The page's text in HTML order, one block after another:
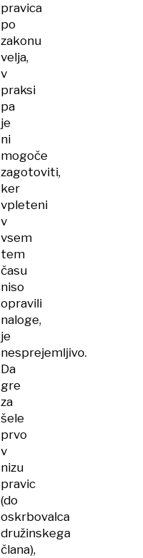
pravica
po
zakonu
velja,
v
praksi
pa
je
ni
mogoče
zagotoviti,
ker
vpleteni
v
vsem
tem
času
niso
opravili
naloge,
je
nesprejemljivo.
Da
gre
za
šele
prvo
v
nizu
pravic
(do
oskrbovalca
družinskega
člana),